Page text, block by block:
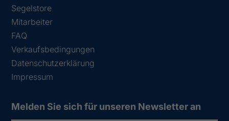
Segelstore
Mitarbeiter
FAQ
Verkaufsbedingungen
Datenschutzerklärung
Impressum
Melden Sie sich für unseren Newsletter an